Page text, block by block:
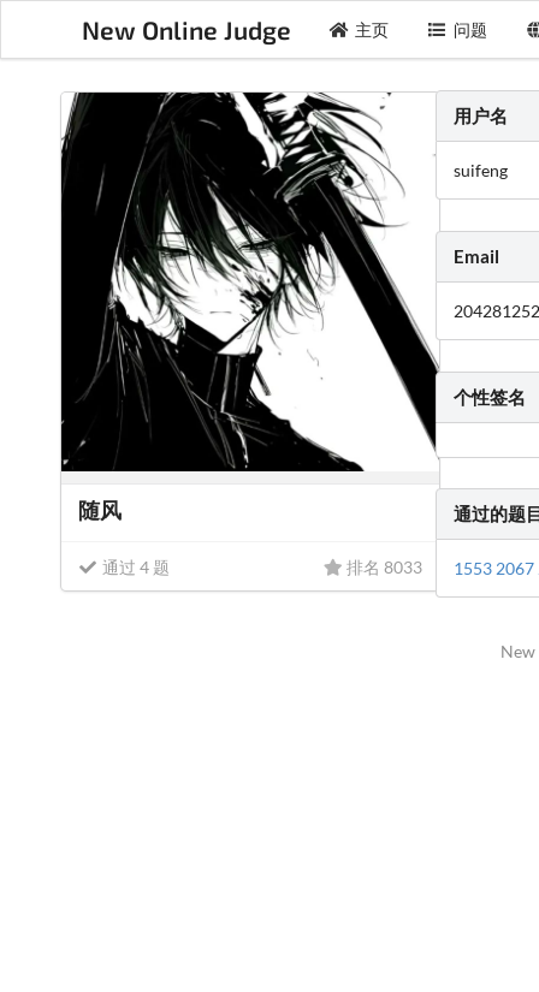
New Online Judge 主页 问题
随风
通过 4 题 排名 8033
用户名
suifeng
Email
个性签名
通过的题
15532067